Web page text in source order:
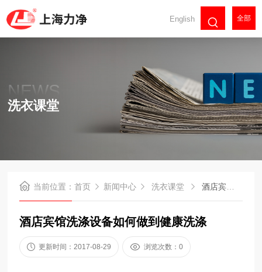
English 全部
NEWS
洗衣课堂
当前位置：首页 新闻中心 洗衣课堂 酒店宾馆洗涤设备如何做到健康洗涤
酒店宾馆洗涤设备如何做到健康洗涤
更新时间：2017-08-29 浏览次数：0